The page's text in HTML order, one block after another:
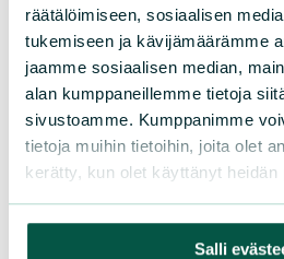
räätälöimiseen, sosiaalisen
tukemiseen ja kävijämäärämme
jaamme sosiaalisen median,
alan kumppaneillemme tietoja
sivustoamme. Kumppanimme
tietoja muihin tietoihin, joita olet
kerätty, kun olet käyttänyt heidän
Salli
Kirsi Leivon
Jadessa Hyytiäinen,
Elli Waris.
Lue lisää